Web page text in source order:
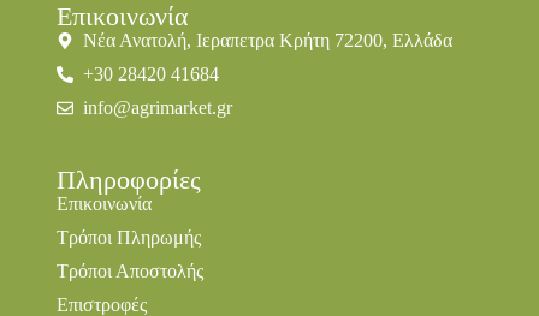
Επικοινωνία
Νέα Ανατολή, Ιεραπετρα Κρήτη 72200, Ελλάδα
+30 28420 41684
info@agrimarket.gr
Πληροφορίες
Επικοινωνία
Τρόποι Πληρωμής
Τρόποι Αποστολής
Επιστροφές